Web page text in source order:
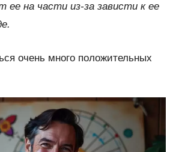
ее на части из-за зависти к ее
очень много положительных